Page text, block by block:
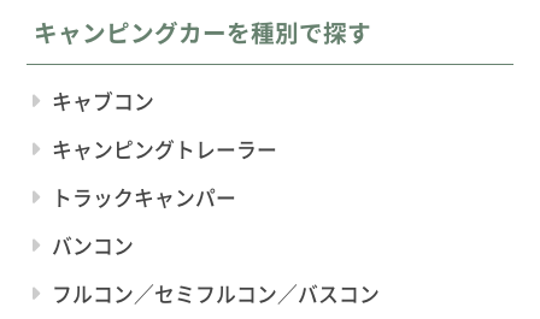
キャンピングカーを種別で探す
キャブコン
キャンピングトレーラー
トラックキャンパー
バンコン
フルコン／セミフルコン／バスコン